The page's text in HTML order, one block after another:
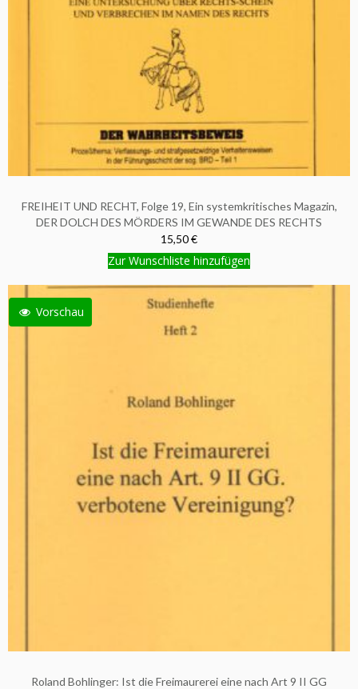
FREIHEIT UND RECHT, Folge 19, Ein systemkritisches Magazin,
DER DOLCH DES MÖRDERS IM GEWANDE DES RECHTS
15,50 €
Zur Wunschliste hinzufügen
Vorschau
Roland Bohlinger: Ist die Freimaurerei eine nach Art 9 II GG